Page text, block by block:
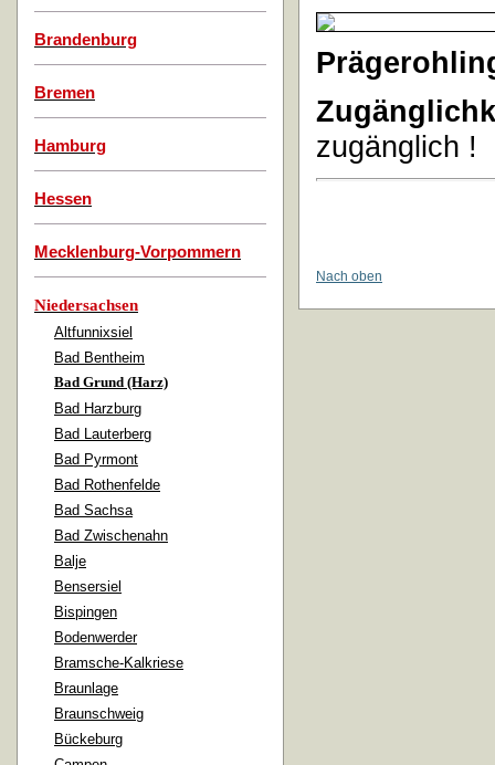
Brandenburg
Bremen
Hamburg
Hessen
Mecklenburg-Vorpommern
Niedersachsen
Altfunnixsiel
Bad Bentheim
Bad Grund (Harz)
Bad Harzburg
Bad Lauterberg
Bad Pyrmont
Bad Rothenfelde
Bad Sachsa
Bad Zwischenahn
Balje
Bensersiel
Bispingen
Bodenwerder
Bramsche-Kalkriese
Braunlage
Braunschweig
Bückeburg
zugänglich !
Nach oben